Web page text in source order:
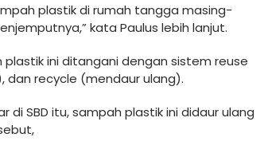
plastik di rumah tangga masing-
kata Paulus lebih lanjut.
ini ditangani dengan sistem reuse
dan recycle (mendaur ulang).
di SBD itu, sampah plastik ini didaur ulang